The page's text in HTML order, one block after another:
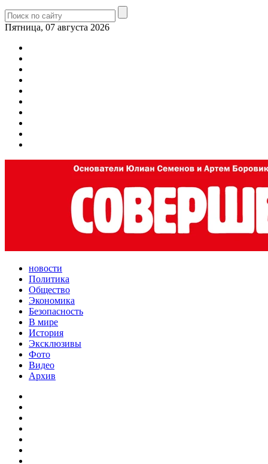
Пятница, 07 августа 2026
новости
Политика
Общество
Экономика
Безопасность
В мире
История
Эксклюзивы
Фото
Видео
Архив